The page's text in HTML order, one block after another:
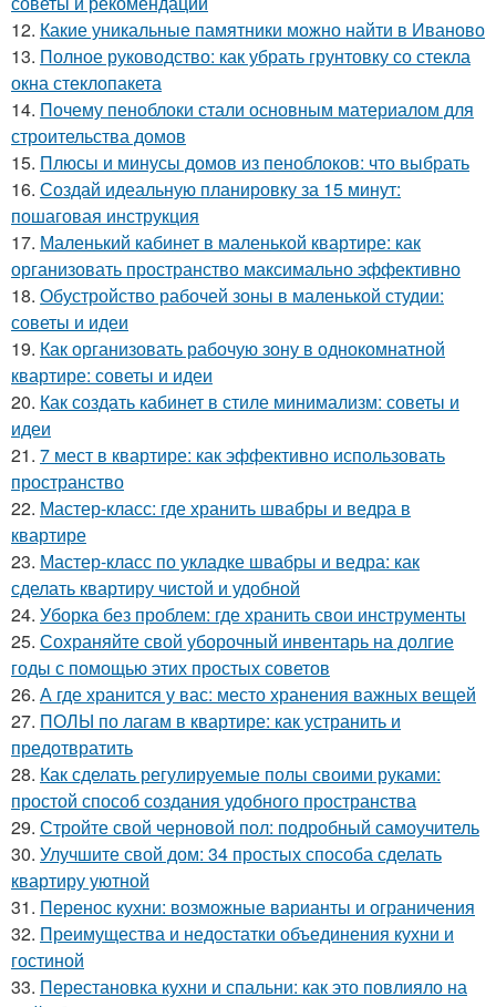
12. Какие уникальные памятники можно найти в Иваново
13. Полное руководство: как убрать грунтовку со стекла
окна стеклопакета
14. Почему пеноблоки стали основным материалом для
строительства домов
15. Плюсы и минусы домов из пеноблоков: что выбрать
16. Создай идеальную планировку за 15 минут:
пошаговая инструкция
17. Маленький кабинет в маленькой квартире: как
организовать пространство максимально эффективно
18. Обустройство рабочей зоны в маленькой студии:
советы и идеи
19. Как организовать рабочую зону в однокомнатной
квартире: советы и идеи
20. Как создать кабинет в стиле минимализм: советы и
идеи
21. 7 мест в квартире: как эффективно использовать
пространство
22. Мастер-класс: где хранить швабры и ведра в
квартире
23. Мастер-класс по укладке швабры и ведра: как
сделать квартиру чистой и удобной
24. Уборка без проблем: где хранить свои инструменты
25. Сохраняйте свой уборочный инвентарь на долгие
годы с помощью этих простых советов
26. А где хранится у вас: место хранения важных вещей
27. ПОЛЫ по лагам в квартире: как устранить и
предотвратить
28. Как сделать регулируемые полы своими руками:
простой способ создания удобного пространства
29. Стройте свой черновой пол: подробный самоучитель
30. Улучшите свой дом: 34 простых способа сделать
квартиру уютной
31. Перенос кухни: возможные варианты и ограничения
32. Преимущества и недостатки объединения кухни и
гостиной
33. Перестановка кухни и спальни: как это повлияло на